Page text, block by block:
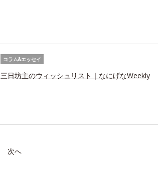
コラム&エッセイ
三日坊主のウィッシュリスト｜なにげなWeekly
次へ